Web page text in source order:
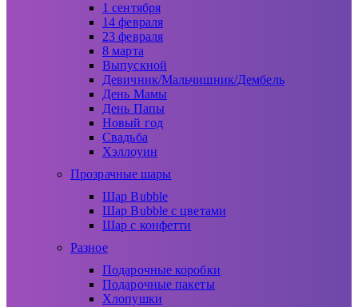
1 сентября
14 февраля
23 февраля
8 марта
Выпускной
Девичник/Мальчишник/Дембель
День Мамы
День Папы
Новый год
Свадьба
Хэллоуин
Прозрачные шары
Шар Bubble
Шар Bubble с цветами
Шар с конфетти
Разное
Подарочные коробки
Подарочные пакеты
Хлопушки